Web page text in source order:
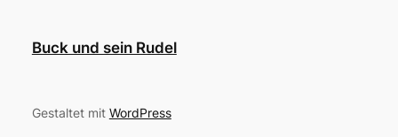
Buck und sein Rudel
Gestaltet mit WordPress